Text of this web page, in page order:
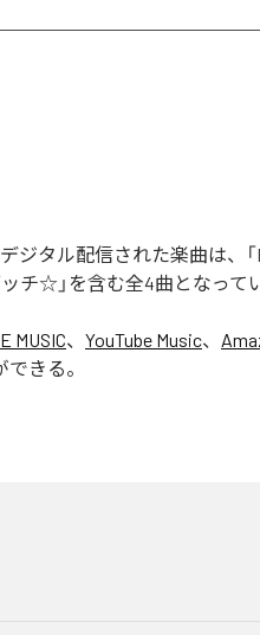
タル配信された楽曲は、「
チ☆」を含む全4曲となって
MUSIC、 YouTube Music、
きる。